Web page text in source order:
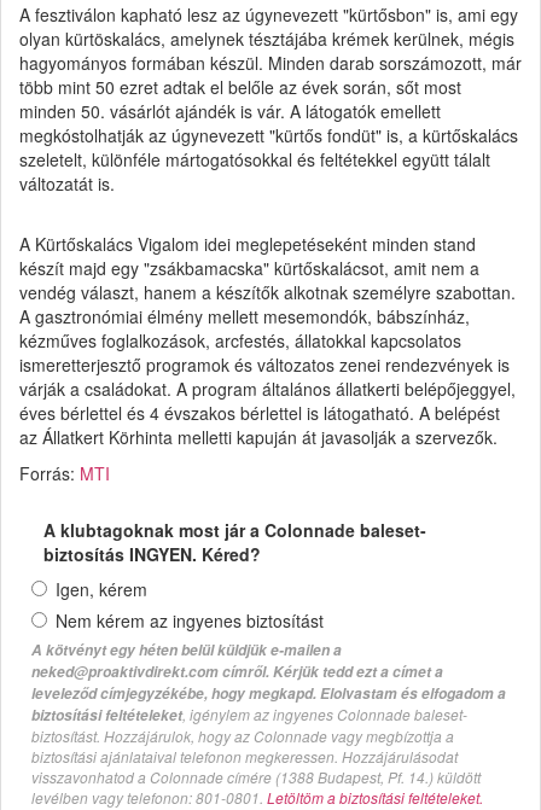
A fesztiválon kapható lesz az úgynevezett "kürtősbon" is, ami egy
olyan kürtöskalács, amelynek tésztájába krémek kerülnek, mégis
hagyományos formában készül. Minden darab sorszámozott, már
több mint 50 ezret adtak el belőle az évek során, sőt most
minden 50. vásárlót ajándék is vár. A látogatók emellett
megkóstolhatják az úgynevezett "kürtős fondüt" is, a kürtőskalács
szeletelt, különféle mártogatósokkal és feltétekkel együtt tálalt
változatát is.
A Kürtőskalács Vigalom idei meglepetéseként minden stand
készít majd egy "zsákbamacska" kürtőskalácsot, amit nem a
vendég választ, hanem a készítők alkotnak személyre szabottan.
A gasztronómiai élmény mellett mesemondók, bábszínház,
kézműves foglalkozások, arcfestés, állatokkal kapcsolatos
ismeretterjesztő programok és változatos zenei rendezvények is
várják a családokat. A program általános állatkerti belépőjeggyel,
éves bérlettel és 4 évszakos bérlettel is látogatható. A belépést
az Állatkert Körhinta melletti kapuján át javasolják a szervezők.
Forrás: MTI
A klubtagoknak most jár a Colonnade baleset-
biztosítás INGYEN. Kéred?
Igen, kérem
Nem kérem az ingyenes biztosítást
A kötvényt egy héten belül küldjük e-mailen a
neked@proaktivdirekt.com címről. Kérjük tedd ezt a címet a
leveleződ címjegyzékébe, hogy megkapd. Elolvastam és elfogadom a
biztosítási feltételeket, igénylem az ingyenes Colonnade baleset-
biztosítást. Hozzájárulok, hogy az Colonnade vagy megbízottja a
biztosítási ajánlataival telefonon megkeressen. Hozzájárulásodat
visszavonhatod a Colonnade címére (1388 Budapest, Pf. 14.) küldött
levélben vagy telefonon: 801-0801. Letöltöm a biztosítási feltételeket.